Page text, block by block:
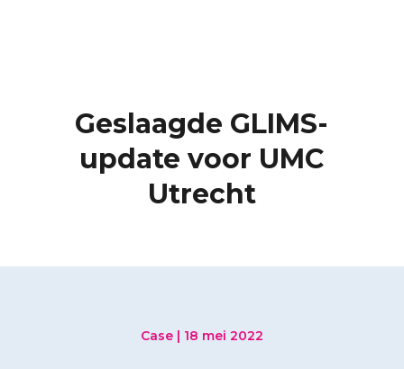
Geslaagde GLIMS-
update voor UMC
Utrecht
Case | 18 mei 2022